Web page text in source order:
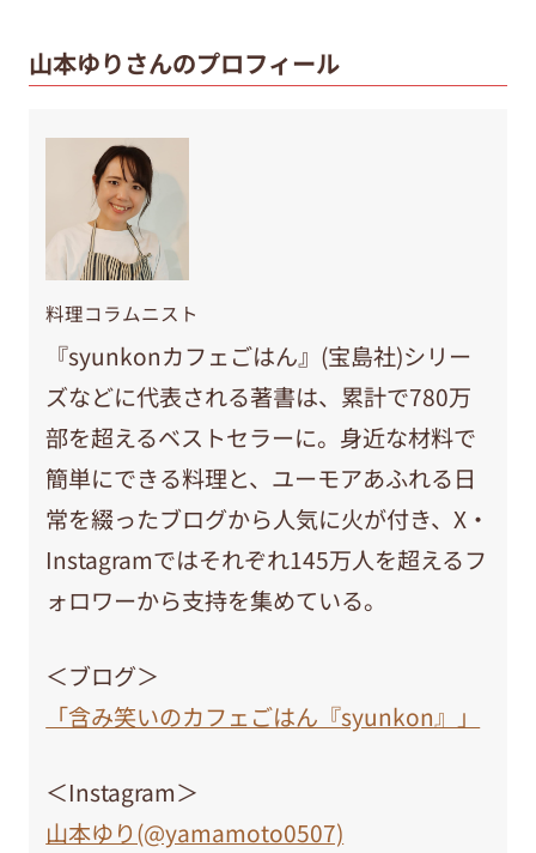
山本ゆりさんのプロフィール
料理コラムニスト
『syunkonカフェごはん』(宝島社)シリー
ズなどに代表される著書は、累計で780万
部を超えるベストセラーに。身近な材料で
簡単にできる料理と、ユーモアあふれる日
常を綴ったブログから人気に火が付き、X・
Instagramではそれぞれ145万人を超えるフ
ォロワーから支持を集めている。
＜ブログ＞
「含み笑いのカフェごはん『syunkon』」
＜Instagram＞
山本ゆり(@yamamoto0507)